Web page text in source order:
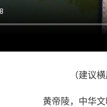
（建议
黄帝陵，中华文